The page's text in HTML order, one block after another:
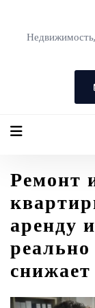
Ремонт
аренду